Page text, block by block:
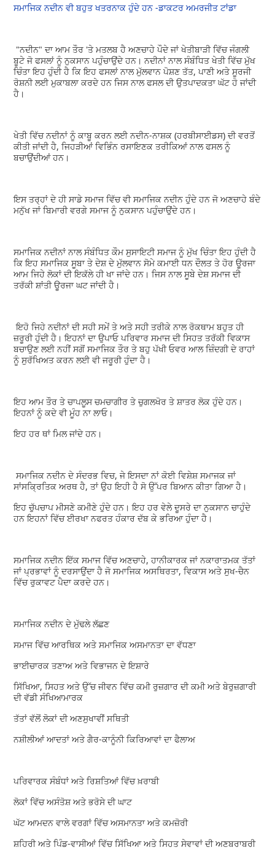
ਸਮਾਜਿਕ ਨਦੀਨ ਵੀ ਬਹੁਤ ਖਤਰਨਾਕ ਹੁੰਦੇ ਹਨ -ਡਾਕਟਰ ਅਮਰਜੀਤ ਟਾਂਡਾ
"ਨਦੀਨ" ਦਾ ਆਮ ਤੌਰ 'ਤੇ ਮਤਲਬ ਹੈ ਅਣਚਾਹੇ ਪੌਦੇ ਜਾਂ ਖੇਤੀਬਾੜੀ ਵਿੱਚ ਜੰਗਲੀ
ਬੂਟੇ ਜੋ ਫਸਲਾਂ ਨੂੰ ਨੁਕਸਾਨ ਪਹੁੰਚਾਉਂਦੇ ਹਨ। ਨਦੀਨਾਂ ਨਾਲ ਸੰਬੰਧਿਤ ਖੇਤੀ ਵਿੱਚ ਮੁੱਖ
ਚਿੰਤਾ ਇਹ ਹੁੰਦੀ ਹੈ ਕਿ ਇਹ ਫਸਲਾਂ ਨਾਲ ਮੁੱਲਵਾਨ ਪੋਸ਼ਣ ਤੱਤ, ਪਾਣੀ ਅਤੇ ਸੂਰਜੀ
ਰੋਸ਼ਨੀ ਲਈ ਮੁਕਾਬਲਾ ਕਰਦੇ ਹਨ ਜਿਸ ਨਾਲ ਫਸਲ ਦੀ ਉਤਪਾਦਕਤਾ ਘੱਟ ਹੋ ਜਾਂਦੀ
ਹੈ।
ਖੇਤੀ ਵਿੱਚ ਨਦੀਨਾਂ ਨੂੰ ਕਾਬੂ ਕਰਨ ਲਈ ਨਦੀਨ-ਨਾਸ਼ਕ (ਹਰਬੀਸਾਈਡਸ) ਦੀ ਵਰਤੋਂ
ਕੀਤੀ ਜਾਂਦੀ ਹੈ, ਜਿਹੜੀਆਂ ਵਿਭਿੰਨ ਰਸਾਇਣਕ ਤਰੀਕਿਆਂ ਨਾਲ ਫਸਲ ਨੂੰ
ਬਚਾਉਂਦੀਆਂ ਹਨ।
ਇਸ ਤਰ੍ਹਾਂ ਦੇ ਹੀ ਸਾਡੇ ਸਮਾਜ ਵਿੱਚ ਵੀ ਸਮਾਜਿਕ ਨਦੀਨ ਹੁੰਦੇ ਹਨ ਜੋ ਅਣਚਾਹੇ ਬੰਦੇ
ਮਨੁੱਖ ਜਾਂ ਬਿਮਾਰੀ ਵਰਗੇ ਸਮਾਜ ਨੂੰ ਨੁਕਸਾਨ ਪਹੁੰਚਾਉਂਦੇ ਹਨ।
ਸਮਾਜਿਕ ਨਦੀਨਾਂ ਨਾਲ ਸੰਬੰਧਿਤ ਕੌਮ ਸੁਸਾਇਟੀ ਸਮਾਜ ਨੂੰ ਮੁੱਖ ਚਿੰਤਾ ਇਹ ਹੁੰਦੀ ਹੈ
ਕਿ ਇਹ ਸਮਾਜਿਕ ਸੂਬਾ ਤੇ ਦੇਸ਼ ਦੇ ਮੁੱਲਵਾਨ ਸੋਮੇ ਕਮਾਈ ਧਨ ਦੌਲਤ ਤੇ ਹੋਰ ਊਰਜਾ
ਆਮ ਜਿਹੇ ਲੋਕਾਂ ਦੀ ਇਕੱਲੇ ਹੀ ਖਾ ਜਾਂਦੇ ਹਨ। ਜਿਸ ਨਾਲ ਸੂਬੇ ਦੇਸ਼ ਸਮਾਜ ਦੀ
ਤਰੱਕੀ ਸ਼ਾਂਤੀ ਊਰਜਾ ਘਟ ਜਾਂਦੀ ਹੈ।
ਇਹੋ ਜਿਹੇ ਨਦੀਨਾਂ ਦੀ ਸਹੀ ਸਮੇਂ ਤੇ ਅਤੇ ਸਹੀ ਤਰੀਕੇ ਨਾਲ ਰੋਕਥਾਮ ਬਹੁਤ ਹੀ
ਜ਼ਰੂਰੀ ਹੁੰਦੀ ਹੈ। ਇਹਨਾਂ ਦਾ ਉਪਾਓ ਪਰਿਵਾਰ ਸਮਾਜ ਦੀ ਸਿਹਤ ਤਰੱਕੀ ਵਿਕਾਸ
ਬਚਾਉਣ ਲਈ ਨਹੀਂ ਸਗੋਂ ਸਮਾਜਿਕ ਤੌਰ ਤੇ ਬਹੁ ਪੱਖੀ ਓਵਰ ਆਲ ਜ਼ਿੰਦਗੀ ਦੇ ਰਾਹਾਂ
ਨੂੰ ਸੁਰੱਖਿਅਤ ਕਰਨ ਲਈ ਵੀ ਜਰੂਰੀ ਹੁੰਦਾ ਹੈ।
ਇਹ ਆਮ ਤੌਰ ਤੇ ਚਾਪਲੂਸ ਚਮਚਾਗੀਰ ਤੇ ਚੁਗਲਖੋਰ ਤੇ ਸ਼ਾਤਰ ਲੋਕ ਹੁੰਦੇ ਹਨ।
ਇਹਨਾਂ ਨੂੰ ਕਦੇ ਵੀ ਮੂੰਹ ਨਾ ਲਾਓ।
ਇਹ ਹਰ ਥਾਂ ਮਿਲ ਜਾਂਦੇ ਹਨ।
ਸਮਾਜਿਕ ਨਦੀਨ ਦੇ ਸੰਦਰਭ ਵਿਚ, ਜੇ ਇਸਦਾ ਨਾਂ ਕੋਈ ਵਿਸ਼ੇਸ਼ ਸਮਾਜਕ ਜਾਂ
ਸਾਂਸਕ੍ਰਿਤਿਕ ਅਰਥ ਹੈ, ਤਾਂ ਉਹ ਇਹੀ ਹੈ ਸੋ ਉੱਪਰ ਬਿਆਨ ਕੀਤਾ ਗਿਆ ਹੈ।
ਇਹ ਚੁੱਪਚਾਪ ਮੀਸਣੇ ਕਮੀਣੇ ਹੁੰਦੇ ਹਨ। ਇਹ ਹਰ ਵੇਲੇ ਦੂਸਰੇ ਦਾ ਨੁਕਸਾਨ ਚਾਹੁੰਦੇ
ਹਨ ਇਹਨਾਂ ਵਿੱਚ ਈਰਖਾ ਨਫਰਤ ਹੰਕਾਰ ਦੱਬ ਕੇ ਭਰਿਆ ਹੁੰਦਾ ਹੈ।
ਸਮਾਜਿਕ ਨਦੀਨ ਇੱਕ ਸਮਾਜ ਵਿੱਚ ਅਣਚਾਹੇ, ਹਾਨੀਕਾਰਕ ਜਾਂ ਨਕਾਰਾਤਮਕ ਤੱਤਾਂ
ਜਾਂ ਪ੍ਰਭਾਵਾਂ ਨੂੰ ਦਰਸਾਉਂਦਾ ਹੈ ਜੋ ਸਮਾਜਿਕ ਅਸਥਿਰਤਾ, ਵਿਕਾਸ ਅਤੇ ਸੁਖ-ਚੈਨ
ਵਿੱਚ ਰੁਕਾਵਟ ਪੈਦਾ ਕਰਦੇ ਹਨ।
ਸਮਾਜਿਕ ਨਦੀਨ ਦੇ ਮੁੱਢਲੇ ਲੱਛਣ
ਸਮਾਜ ਵਿੱਚ ਆਰਥਿਕ ਅਤੇ ਸਮਾਜਿਕ ਅਸਮਾਨਤਾ ਦਾ ਵੱਧਣਾ
ਭਾਈਚਾਰਕ ਤਣਾਅ ਅਤੇ ਵਿਭਾਜਨ ਦੇ ਇਸ਼ਾਰੇ
ਸਿੱਖਿਆ, ਸਿਹਤ ਅਤੇ ਉੱਚ ਜੀਵਨ ਵਿੱਚ ਕਮੀ ਰੁਜ਼ਗਾਰ ਦੀ ਕਮੀ ਅਤੇ ਬੇਰੁਜ਼ਗਾਰੀ
ਦੀ ਵੱਡੀ ਸੰਖਿਆਮਾਰਕ
ਤੱਤਾਂ ਵੱਲੋਂ ਲੋਕਾਂ ਦੀ ਅਣਸੁਖਾਵੀਂ ਸਥਿਤੀ
ਨਸ਼ੀਲੀਆਂ ਆਦਤਾਂ ਅਤੇ ਗੈਰ-ਕਾਨੂੰਨੀ ਕਿਰਿਆਵਾਂ ਦਾ ਫੈਲਾਅ
ਪਰਿਵਾਰਕ ਸੰਬੰਧਾਂ ਅਤੇ ਰਿਸ਼ਤਿਆਂ ਵਿੱਚ ਖ਼ਰਾਬੀ
ਲੋਕਾਂ ਵਿੱਚ ਅਸੰਤੋਸ਼ ਅਤੇ ਭਰੋਸੇ ਦੀ ਘਾਟ
ਘੱਟ ਆਮਦਨ ਵਾਲੇ ਵਰਗਾਂ ਵਿੱਚ ਅਸਮਾਨਤਾ ਅਤੇ ਕਮਜ਼ੋਰੀ
ਸ਼ਹਿਰੀ ਅਤੇ ਪਿੰਡ-ਵਾਸੀਆਂ ਵਿੱਚ ਸਿੱਖਿਆ ਅਤੇ ਸਿਹਤ ਸੇਵਾਵਾਂ ਦੀ ਅਣਬਰਾਬਰੀ